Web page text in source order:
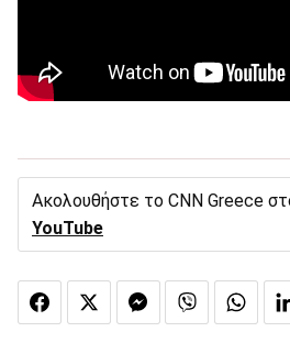
Ακολουθήστε το CNN Greece
YouTube